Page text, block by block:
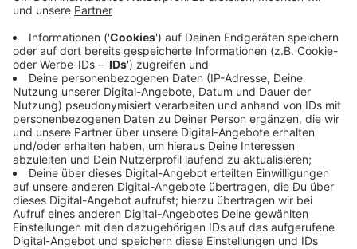
"Be Strong For Kids" aus Essen und die Radio-
Wuppertal-Hilfsaktion Kindertal. Die
Spendensammlung läuft über eine
Spendenplattform im Internet .
Veröffentlicht:Mittwoch, 09.07.2025 16:14
Anzeige